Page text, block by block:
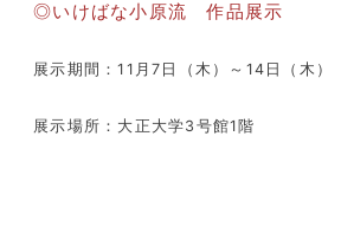
◎いけばな小原流 作品展示
展示期間：11月7日（木）～14日（木）
展示場所：大正大学3号館1階